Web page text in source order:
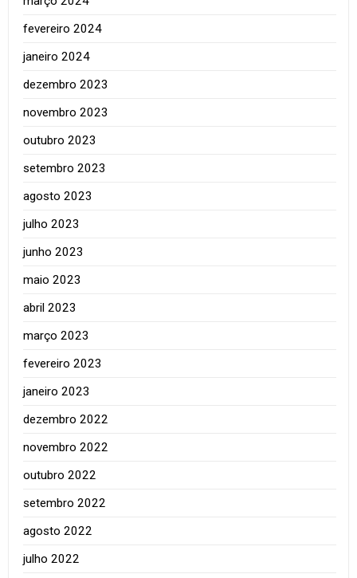
fevereiro 2024
janeiro 2024
dezembro 2023
novembro 2023
outubro 2023
setembro 2023
agosto 2023
julho 2023
junho 2023
maio 2023
abril 2023
março 2023
fevereiro 2023
janeiro 2023
dezembro 2022
novembro 2022
outubro 2022
setembro 2022
agosto 2022
julho 2022